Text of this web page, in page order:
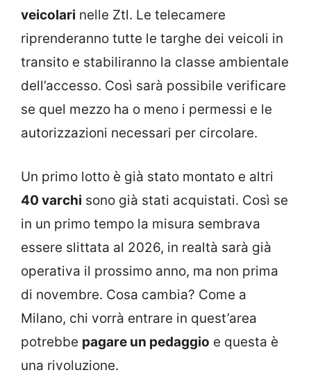
veicolari nelle Ztl. Le telecamere
riprenderanno tutte le targhe dei veicoli in
transito e stabiliranno la classe ambientale
dell’accesso. Così sarà possibile verificare
se quel mezzo ha o meno i permessi e le
autorizzazioni necessari per circolare.
Un primo lotto è già stato montato e altri
40 varchi sono già stati acquistati. Così se
in un primo tempo la misura sembrava
essere slittata al 2026, in realtà sarà già
operativa il prossimo anno, ma non prima
di novembre. Cosa cambia? Come a
Milano, chi vorrà entrare in quest’area
potrebbe pagare un pedaggio e questa è
una rivoluzione.